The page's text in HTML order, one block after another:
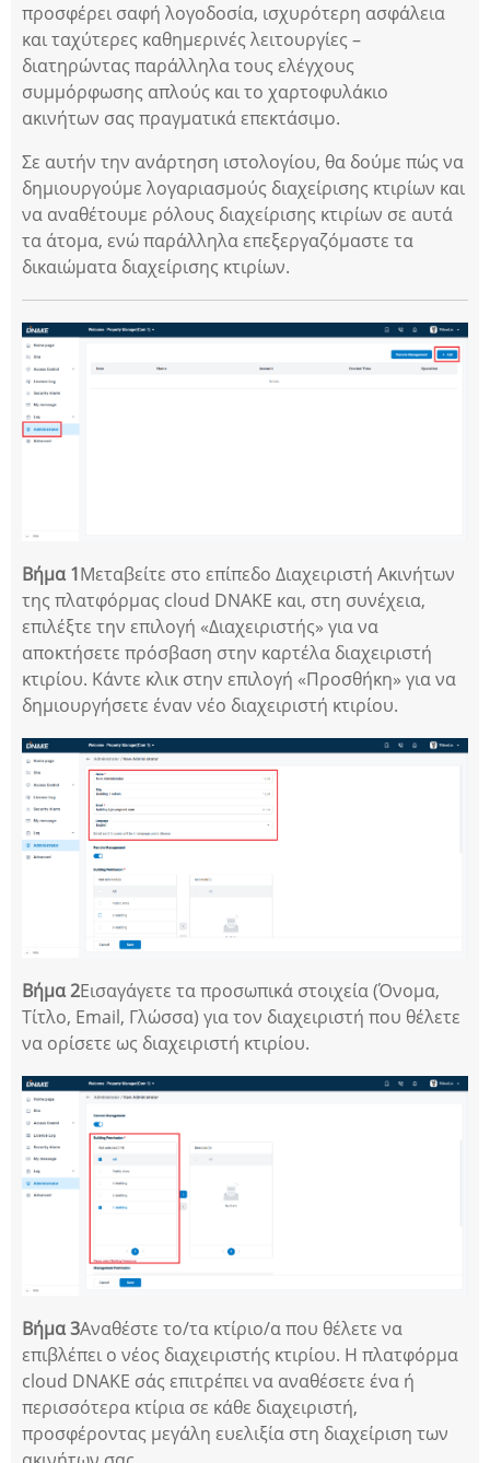
προσφέρει σαφή λογοδοσία, ισχυρότερη ασφάλεια
και ταχύτερες καθημερινές λειτουργίες –
διατηρώντας παράλληλα τους ελέγχους
συμμόρφωσης απλούς και το χαρτοφυλάκιο
ακινήτων σας πραγματικά επεκτάσιμο.
Σε αυτήν την ανάρτηση ιστολογίου, θα δούμε πώς να
δημιουργούμε λογαριασμούς διαχείρισης κτιρίων και
να αναθέτουμε ρόλους διαχείρισης κτιρίων σε αυτά
τα άτομα, ενώ παράλληλα επεξεργαζόμαστε τα
δικαιώματα διαχείρισης κτιρίων.
Βήμα 1Μεταβείτε στο επίπεδο Διαχειριστή Ακινήτων
της πλατφόρμας cloud DNAKE και, στη συνέχεια,
επιλέξτε την επιλογή «Διαχειριστής» για να
αποκτήσετε πρόσβαση στην καρτέλα διαχειριστή
κτιρίου. Κάντε κλικ στην επιλογή «Προσθήκη» για να
δημιουργήσετε έναν νέο διαχειριστή κτιρίου.
Βήμα 2Εισαγάγετε τα προσωπικά στοιχεία (Όνομα,
Τίτλο, Email, Γλώσσα) για τον διαχειριστή που θέλετε
να ορίσετε ως διαχειριστή κτιρίου.
Βήμα 3Αναθέστε το/τα κτίριο/α που θέλετε να
επιβλέπει ο νέος διαχειριστής κτιρίου. Η πλατφόρμα
cloud DNAKE σάς επιτρέπει να αναθέσετε ένα ή
περισσότερα κτίρια σε κάθε διαχειριστή,
προσφέροντας μεγάλη ευελιξία στη διαχείριση των